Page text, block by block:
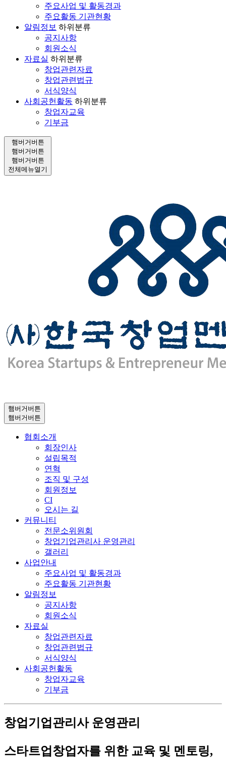
주요사업 및 활동경과
주요활동 기관현황
알림정보 하위분류
공지사항
회원소식
자료실 하위분류
창업관련자료
창업관련법규
서식양식
사회공헌활동 하위분류
창업자교육
기부금
햄버거버튼
햄버거버튼
햄버거버튼
전체메뉴열기
햄버거버튼
햄버거버튼
협회소개
회장인사
설립목적
연혁
조직 및 구성
회원정보
CI
오시는 길
커뮤니티
전문소위원회
창업기업관리사 운영관리
갤러리
사업안내
주요사업 및 활동경과
주요활동 기관현황
알림정보
공지사항
회원소식
자료실
창업관련자료
창업관련법규
서식양식
사회공헌활동
창업자교육
기부금
창업기업관리사 운영관리
스타트업창업자를 위한 교육 및 멘토링,